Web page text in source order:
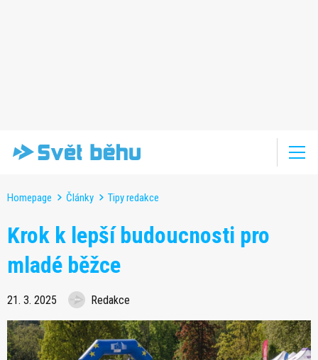
Homepage Články Tipy redakce
Krok k lepší budoucnosti pro
mladé běžce
21. 3. 2025 Redakce